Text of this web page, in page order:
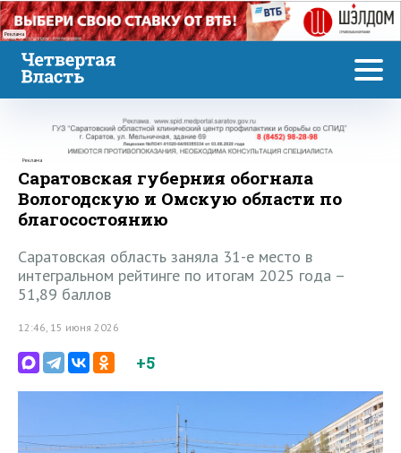
Реклама
Реклама
Саратовская губерния обогнала
Вологодскую и Омскую области по
благосостоянию
Саратовская область заняла 31-е место в
интегральном рейтинге по итогам 2025 года –
51,89 баллов
12:46, 15 июня 2026
+5